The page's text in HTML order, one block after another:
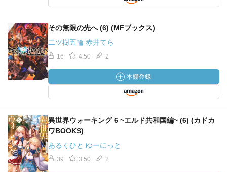
その無限の先へ (6) (MFブックス)
二ツ樹五輪 赤井てら
16 4.50 2
異世界ウォーキング 6 ~エルド共和国編~ (6) (カドカ
ワBOOKS)
あるくひと ゆーにっと
39 3.50 2